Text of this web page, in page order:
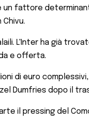
fattore
L'Inter ha già
e offerta.
di euro
Dumfries dopo il
il pressing del